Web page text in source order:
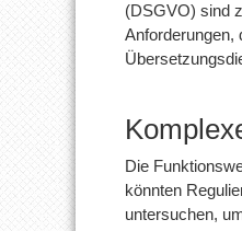
(DSGVO) sind
Anforderungen,
Die
könnten
untersuchen,